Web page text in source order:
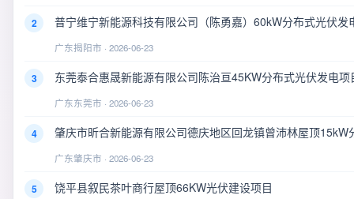
2 普宁维宁新能源科技有限公司（陈勇嘉）60kW分布式光伏发
广东揭阳市 · 2026-06-23
3 东莞泰合惠晟新能源有限公司陈治亘45KW分布式光伏发电项
广东东莞市 · 2026-06-23
4 肇庆市昕合新能源有限公司德庆地区回龙镇曾沛林屋顶15kW
广东肇庆市 · 2026-06-23
5 饶平县叙民茶叶商行屋顶66KW光伏建设项目